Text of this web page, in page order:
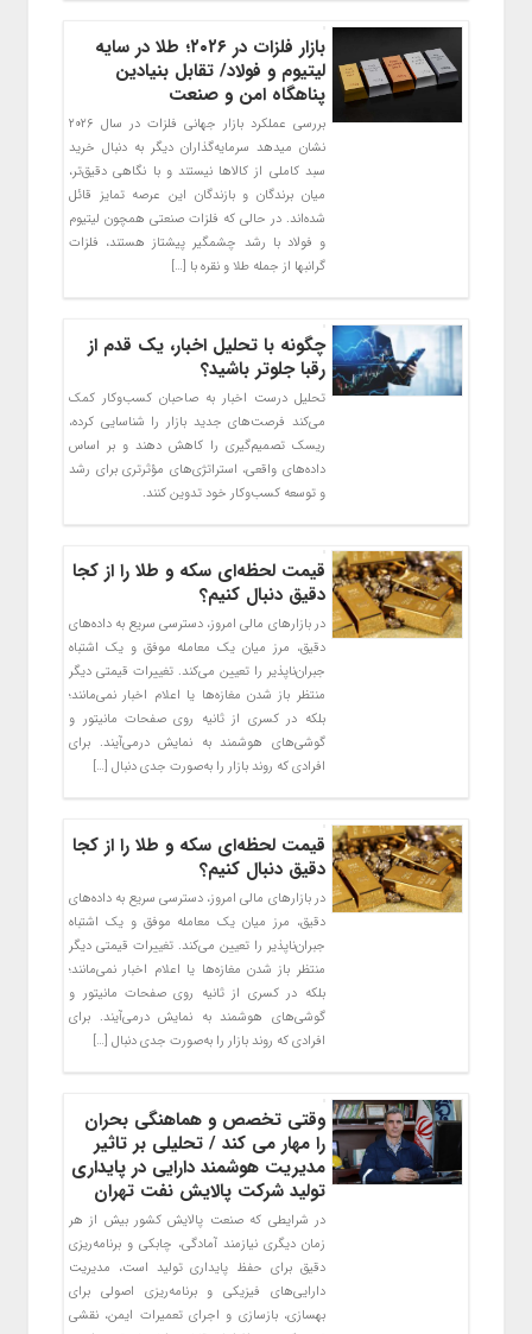
بازار فلزات در ۲۰۲۶؛ طلا در سایه
لیتیوم و فولاد/ تقابل بنیادین
پناهگاه امن و صنعت
بررسی عملکرد بازار جهانی فلزات در سال ۲۰۲۶
نشان میدهد سرمایه‌گذاران دیگر به دنبال خرید
سبد کاملی از کالاها نیستند و با نگاهی دقیق‌تر،
میان برندگان و بازندگان این عرصه تمایز قائل
شده‌اند. در حالی که فلزات صنعتی همچون لیتیوم
و فولاد با رشد چشمگیر پیشتاز هستند، فلزات
گرانبها از جمله طلا و نقره با […]
چگونه با تحلیل اخبار، یک قدم از
رقبا جلوتر باشید؟
تحلیل درست اخبار به صاحبان کسب‌وکار کمک
می‌کند فرصت‌های جدید بازار را شناسایی کرده،
ریسک تصمیم‌گیری را کاهش دهند و بر اساس
داده‌های واقعی، استراتژی‌های مؤثرتری برای رشد
و توسعه کسب‌وکار خود تدوین کنند.
قیمت لحظه‌ای سکه و طلا را از کجا
دقیق دنبال کنیم؟
در بازارهای مالی امروز، دسترسی سریع به داده‌های
دقیق، مرز میان یک معامله موفق و یک اشتباه
جبران‌ناپذیر را تعیین می‌کند. تغییرات قیمتی دیگر
منتظر باز شدن مغازه‌ها یا اعلام اخبار نمی‌مانند؛
بلکه در کسری از ثانیه روی صفحات مانیتور و
گوشی‌های هوشمند به نمایش درمی‌آیند. برای
افرادی که روند بازار را به‌صورت جدی دنبال […]
قیمت لحظه‌ای سکه و طلا را از کجا
دقیق دنبال کنیم؟
در بازارهای مالی امروز، دسترسی سریع به داده‌های
دقیق، مرز میان یک معامله موفق و یک اشتباه
جبران‌ناپذیر را تعیین می‌کند. تغییرات قیمتی دیگر
منتظر باز شدن مغازه‌ها یا اعلام اخبار نمی‌مانند؛
بلکه در کسری از ثانیه روی صفحات مانیتور و
گوشی‌های هوشمند به نمایش درمی‌آیند. برای
افرادی که روند بازار را به‌صورت جدی دنبال […]
وقتی تخصص و هماهنگی بحران
را مهار می کند / تحلیلی بر تاثیر
مدیریت هوشمند دارایی در پایداری
تولید شرکت پالایش نفت تهران
در شرایطی که صنعت پالایش کشور بیش از هر
زمان دیگری نیازمند آمادگی، چابکی و برنامه‌ریزی
دقیق برای حفظ پایداری تولید است، مدیریت
دارایی‌های فیزیکی و برنامه‌ریزی اصولی برای
بهسازی، بازسازی و اجرای تعمیرات ایمن، نقشی